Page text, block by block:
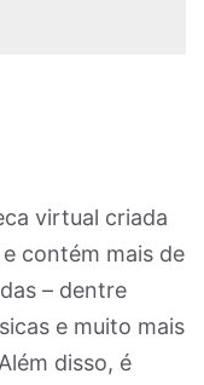
virtual criada
contém mais de
– dentre
e muito mais
disso, é